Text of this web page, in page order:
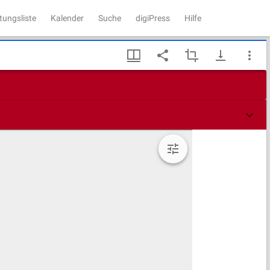
Kalender Suche digiPress Hilfe